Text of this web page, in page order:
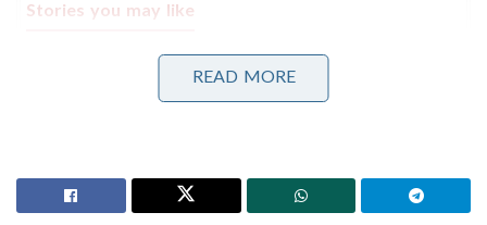
Stories you may like
വിവാഹമോചന ഹർജി പിൻവലിച്ച് സംഗീത ;
വിജയ്ക്കെതിരായ കുടുംബ കോടതിയിലെ എല്ലാ
നടപടികളും അവസാനിപ്പിച്ചു
READ MORE